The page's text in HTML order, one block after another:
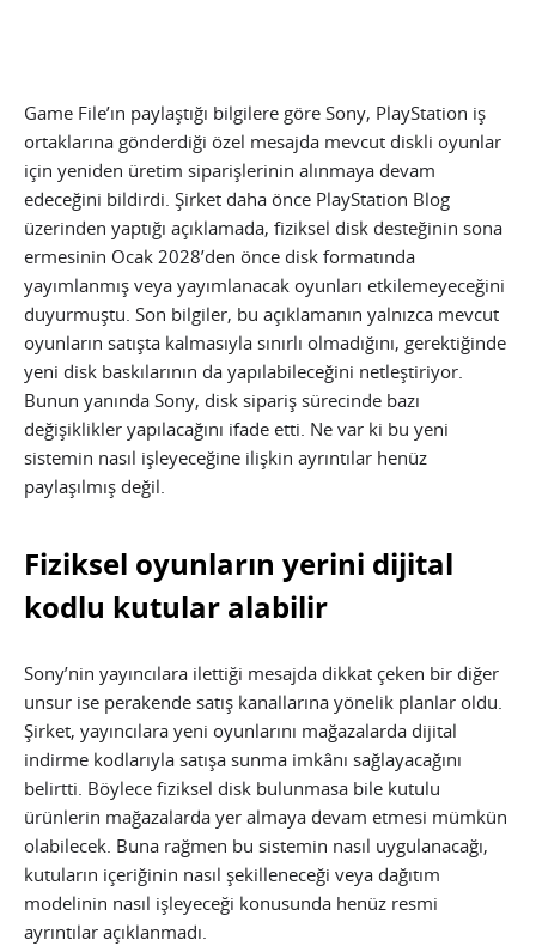
Game File’ın paylaştığı bilgilere göre Sony, PlayStation iş
ortaklarına gönderdiği özel mesajda mevcut diskli oyunlar
için yeniden üretim siparişlerinin alınmaya devam
edeceğini bildirdi. Şirket daha önce PlayStation Blog
üzerinden yaptığı açıklamada, fiziksel disk desteğinin sona
ermesinin Ocak 2028’den önce disk formatında
yayımlanmış veya yayımlanacak oyunları etkilemeyeceğini
duyurmuştu. Son bilgiler, bu açıklamanın yalnızca mevcut
oyunların satışta kalmasıyla sınırlı olmadığını, gerektiğinde
yeni disk baskılarının da yapılabileceğini netleştiriyor.
Bunun yanında Sony, disk sipariş sürecinde bazı
değişiklikler yapılacağını ifade etti. Ne var ki bu yeni
sistemin nasıl işleyeceğine ilişkin ayrıntılar henüz
paylaşılmış değil.
Fiziksel oyunların yerini dijital
kodlu kutular alabilir
Sony’nin yayıncılara ilettiği mesajda dikkat çeken bir diğer
unsur ise perakende satış kanallarına yönelik planlar oldu.
Şirket, yayıncılara yeni oyunlarını mağazalarda dijital
indirme kodlarıyla satışa sunma imkânı sağlayacağını
belirtti. Böylece fiziksel disk bulunmasa bile kutulu
ürünlerin mağazalarda yer almaya devam etmesi mümkün
olabilecek. Buna rağmen bu sistemin nasıl uygulanacağı,
kutuların içeriğinin nasıl şekilleneceği veya dağıtım
modelinin nasıl işleyeceği konusunda henüz resmi
ayrıntılar açıklanmadı.